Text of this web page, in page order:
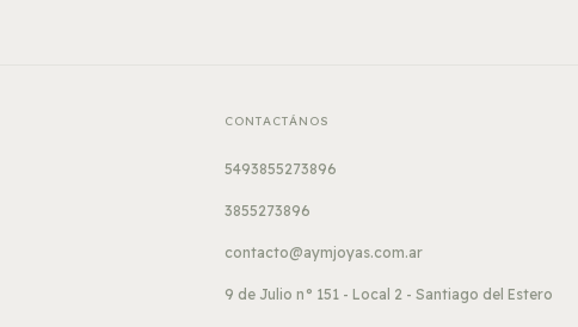
CONTACTÁNOS
5493855273896
3855273896
contacto@aymjoyas.com.ar
9 de Julio n° 151 - Local 2 - Santiago del Estero